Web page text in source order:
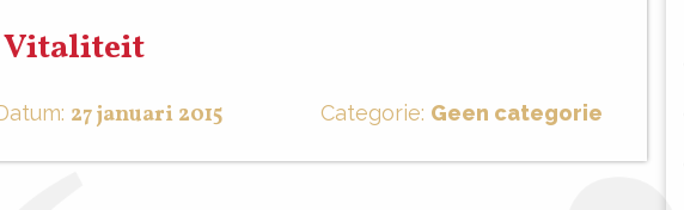
Vitaliteit
27 januari 2015 Categorie: Geen categorie